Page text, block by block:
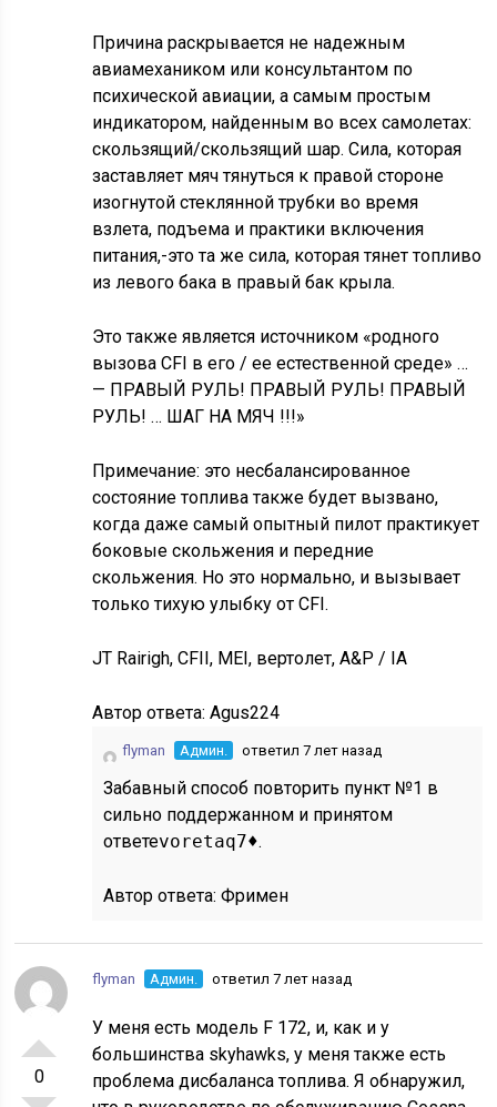
Причина раскрывается не надежным
авиамехаником или консультантом по
психической авиации, а самым простым
индикатором, найденным во всех самолетах:
скользящий/скользящий шар. Сила, которая
заставляет мяч тянуться к правой стороне
изогнутой стеклянной трубки во время
взлета, подъема и практики включения
питания,-это та же сила, которая тянет топливо
из левого бака в правый бак крыла.
Это также является источником «родного
вызова CFI в его / ее естественной среде» …
— ПРАВЫЙ РУЛЬ! ПРАВЫЙ РУЛЬ! ПРАВЫЙ
РУЛЬ! … ШАГ НА МЯЧ !!!»
Примечание: это несбалансированное
состояние топлива также будет вызвано,
когда даже самый опытный пилот практикует
боковые скольжения и передние
скольжения. Но это нормально, и вызывает
только тихую улыбку от CFI.
JT Rairigh, CFII, MEI, вертолет, A&P / IA
Автор ответа:Agus224
flyman Админ. ответил 7 лет назад
Забавный способ повторить пункт №1 в
сильно поддержанном и принятом
ответеvoretaq7♦.
Автор ответа:Фримен
0
flyman Админ. ответил 7 лет назад
У меня есть модель F 172, и, как и у
большинства skyhawks, у меня также есть
проблема дисбаланса топлива. Я обнаружил,